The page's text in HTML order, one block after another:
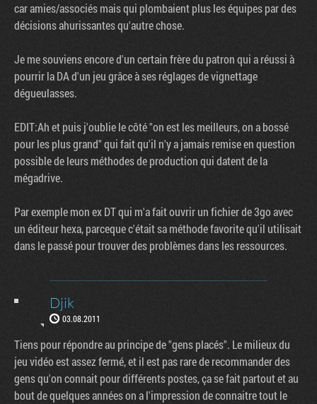
car amies/associés mais qui plombaient plus les équipes par des
décisions ahurissantes qu'autre chose.
Je me souviens encore d'un certain frère du patron qui a réussi à
pourrir la DA d'un jeu grâce à ses réglages de vignettage
dégueulasses.
EDIT:Ah et puis j'oublie le côté "on est les meilleurs, on a bossé
pour les plus grand" qui fait qu'il n'y a jamais remise en question
possible de leurs méthodes de production qui datent de la
mégadrive.
Par exemple mon ex DT qui m'a fait ouvrir un fichier de 3go avec
un éditeur hexa, parceque c'était sa méthode favorite qu'il utilisait
dans le passé pour trouver des problèmes dans les ressources.
Djik
03.08.2011
Tiens pour répondre au principe de "gens placés". Le milieux du
jeu vidéo est assez fermé, et il est pas rare de recommander des
gens qu'on connait pour différents postes, ça se fait partout et au
bout de quelques années on a l'impression de connaitre tout le